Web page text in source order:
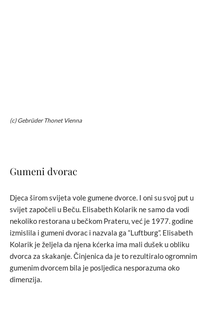
(c) Gebrüder Thonet Vienna
Gumeni dvorac
Djeca širom svijeta vole gumene dvorce. I oni su svoj put u
svijet započeli u Beču. Elisabeth Kolarik ne samo da vodi
nekoliko restorana u bečkom Prateru, već je 1977. godine
izmislila i gumeni dvorac i nazvala ga “Luftburg”. Elisabeth
Kolarik je željela da njena kćerka ima mali dušek u obliku
dvorca za skakanje. Činjenica da je to rezultiralo ogromnim
gumenim dvorcem bila je posljedica nesporazuma oko
dimenzija.